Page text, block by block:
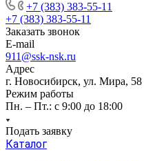
+7 (383) 383-55-11
+7 (383) 383-55-11
Заказать звонок
E-mail
911@ssk-nsk.ru
Адрес
г. Новосибирск, ул. Мира, 58
Режим работы
Пн. – Пт.: с 9:00 до 18:00
Подать заявку
Каталог